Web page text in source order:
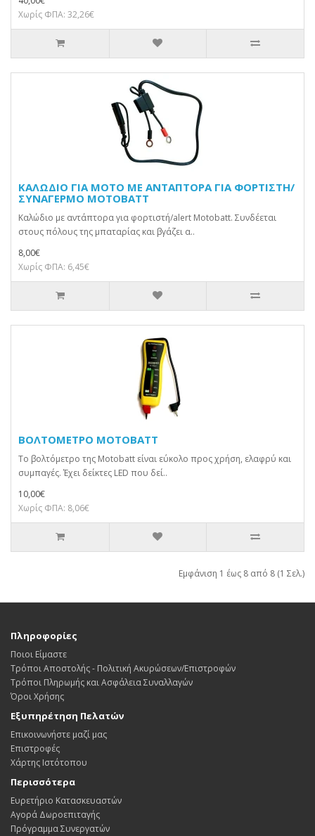
Χωρίς ΦΠΑ: 32,26€
KΑΛΩΔΙΟ ΓΙΑ ΜΟΤΟ ΜΕ ΑΝΤΑΠΤΟΡΑ ΓΙΑ ΦΟΡΤΙΣΤΗ/
ΣΥΝΑΓΕΡΜΟ MOTOBATT
Καλώδιο με αντάπτορα για φορτιστή/alert Motobatt. Συνδέεται
στους πόλους της μπαταρίας και βγάζει α..
8,00€
Χωρίς ΦΠΑ: 6,45€
ΒΟΛΤΟΜΕΤΡΟ MOTOBATT
Το βολτόμετρο της Motobatt είναι εύκολο προς χρήση, ελαφρύ και
συμπαγές. Έχει δείκτες LED που δεί..
10,00€
Χωρίς ΦΠΑ: 8,06€
Εμφάνιση 1 έως 8 από 8 (1 Σελ.)
Πληροφορίες
Ποιοι Είμαστε
Τρόποι Αποστολής - Πολιτική Ακυρώσεων/Επιστροφών
Τρόποι Πληρωμής και Ασφάλεια Συναλλαγών
Όροι Χρήσης
Εξυπηρέτηση Πελατών
Επικοινωνήστε μαζί μας
Επιστροφές
Χάρτης Ιστότοπου
Περισσότερα
Ευρετήριο Κατασκευαστών
Αγορά Δωροεπιταγής
Πρόγραμμα Συνεργατών